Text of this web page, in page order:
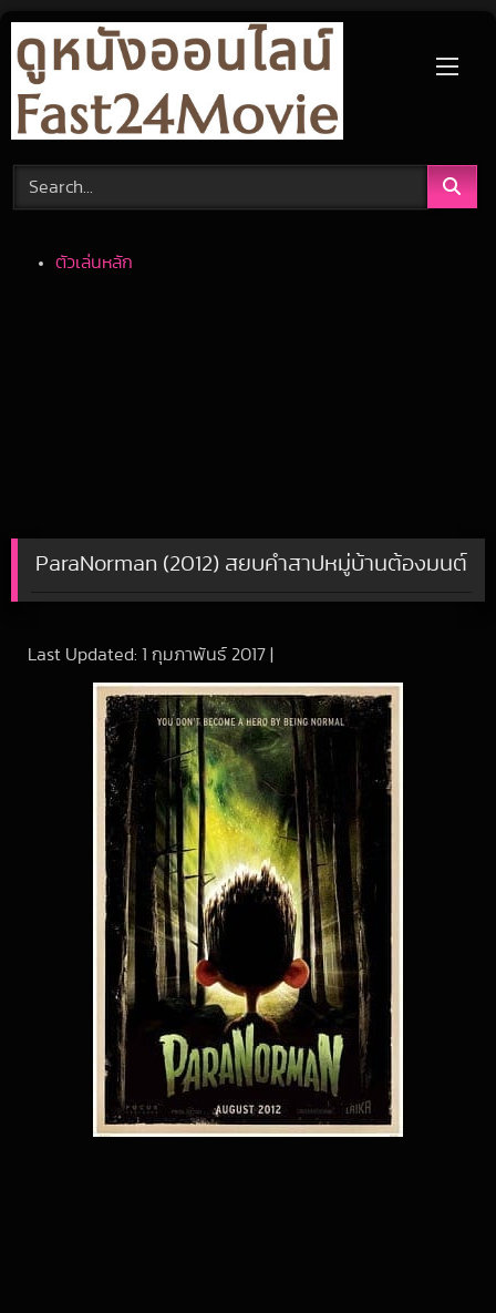
Skip
content
ตัวเล่นหลัก
ParaNorman (2012) สยบคำสาปหมู่บ้านต้องมนต์
Last Updated: 1 กุมภาพันธ์ 2017